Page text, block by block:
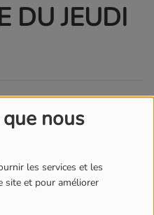
nous
les services et les
site et pour améliorer
DU JEUDI